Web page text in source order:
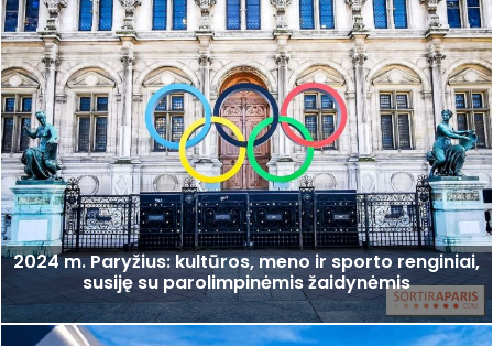
2024 m. Paryžius: kultūros, meno ir sporto renginiai,
susiję su parolimpinėmis žaidynėmis